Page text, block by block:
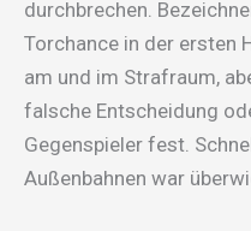
durchbrechen.
Torchance in der ersten
am und im Strafraum,
falsche Entscheidung
Gegenspieler fest.
Außenbahnen war